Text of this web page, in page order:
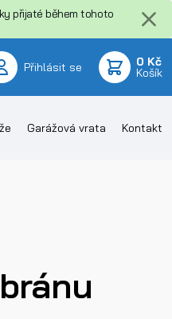
přijaté během tohoto
Přihlásit se 0 Kč
Košík
Garážová vrata Kontakt